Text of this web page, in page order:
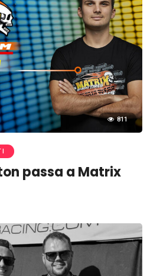
811
passa a Matrix